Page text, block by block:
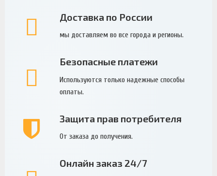
Доставка по России
мы доставляем во все города и регионы.
Безопасные платежи
Используются только надежные способы
оплаты.
Защита прав потребителя
От заказа до получения.
Онлайн заказ 24/7